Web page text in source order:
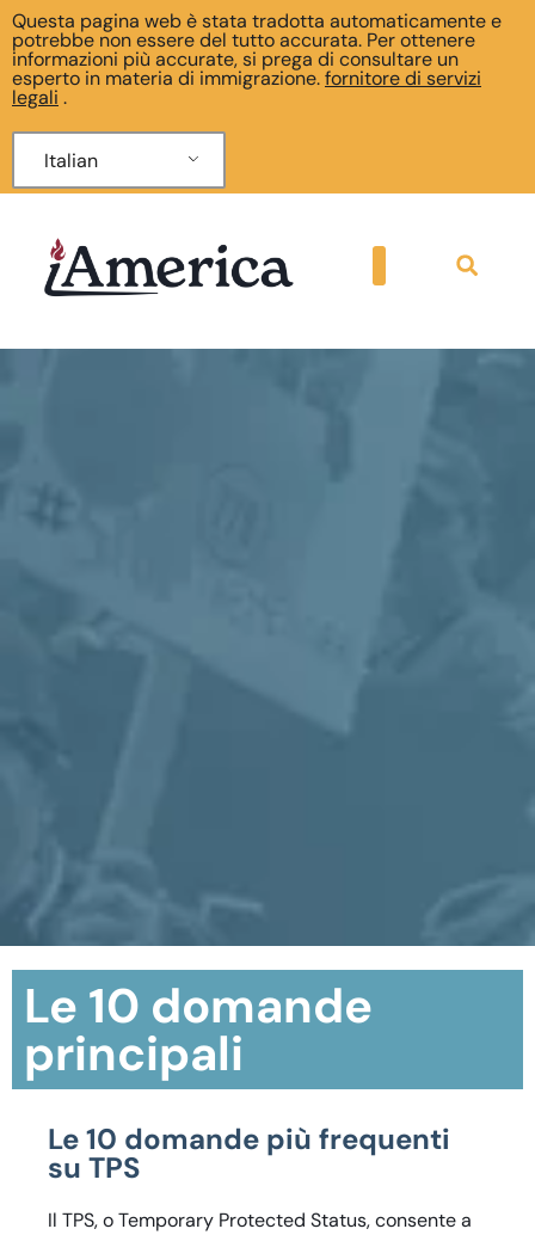
Questa pagina web è stata tradotta automaticamente e
potrebbe non essere del tutto accurata. Per ottenere
informazioni più accurate, si prega di consultare un
esperto in materia di immigrazione.fornitore di servizi
legali .
Italian
Le 10 domande
principali
Le 10 domande più frequenti
su TPS
Il TPS, o Temporary Protected Status, consente a